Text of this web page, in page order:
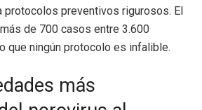
protocolos preventivos rigurosos. El
de 700 casos entre 3.600
que ningún protocolo es infalible.
más